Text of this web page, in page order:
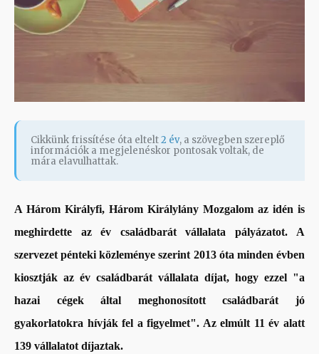
Cikkünk frissítése óta eltelt2 év, a szövegben szereplő
információk a megjelenéskor pontosak voltak, de
mára elavulhattak.
A Három Királyfi, Három Királylány Mozgalom az idén is
meghirdette az év családbarát vállalata pályázatot. A
szervezet pénteki közleménye szerint 2013 óta minden évben
kiosztják az év családbarát vállalata díjat, hogy ezzel "a
hazai cégek által meghonosított családbarát jó
gyakorlatokra hívják fel a figyelmet". Az elmúlt 11 év alatt
139 vállalatot díjaztak.